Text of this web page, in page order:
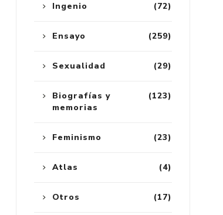
(72)
Ingenio
(259)
Ensayo
(29)
Sexualidad
(123)
Biografías y
memorias
(23)
Feminismo
(4)
Atlas
(17)
Otros